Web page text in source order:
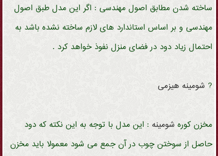
ساخته شدن مطابق اصول مهندسی : اگر این مدل طبق اصول
مهندسی و بر اساس استاندارد های لازم ساخته نشده باشد به
احتمال زیاد دود در فضای منزل نفوذ خواهد کرد .
? شومینه هیزمی
مخزن کوره شومینه : این مدل با توجه به این نکته که دود
حاصل از سوختن چوب در آن جمع می شود معمولا باید مخزن